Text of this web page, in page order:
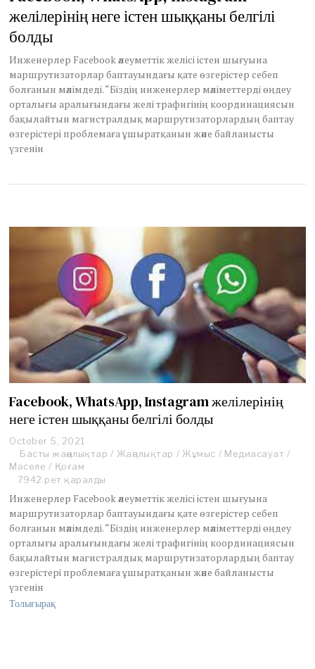
r
2
0
2
желілерінің неге істен шыққаны белгілі
болды
Инженерлер Facebook әлеуметтік желісі істен шығуына
маршрутизаторлар баптауындағы қате өзгерістер себеп
болғанын мәлімдеді. “Біздің инженерлер мәліметтерді өңдеу
орталығы аралығындағы желі трафигінің координациясын
бақылайтын магистралдық маршрутизаторлардың баптау
өзгерістері проблемаға ұшыратқанын және байланысты
үзгенін
Facebook, WhatsApp, Instagram желілерінің
неге істен шыққаны белгілі болды
October 5, 2021
c
o
e
r
5
,
2
0
Басты жаңалықтар / Жаңалықтар / Жұмыс / Медиасауат /
Мәселе / Қоғам
7942 рет қаралды
Инженерлер Facebook әлеуметтік желісі істен шығуына
маршрутизаторлар баптауындағы қате өзгерістер себеп
болғанын мәлімдеді. “Біздің инженерлер мәліметтерді өңдеу
орталығы аралығындағы желі трафигінің координациясын
бақылайтын магистралдық маршрутизаторлардың баптау
өзгерістері проблемаға ұшыратқанын және байланысты
үзгенін
Толығырақ